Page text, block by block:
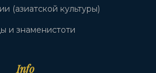
(азиатской культуры)
и знаменистоти
Info